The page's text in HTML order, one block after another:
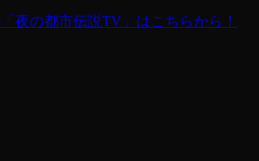
夜の都市伝説TV」はこちらから！